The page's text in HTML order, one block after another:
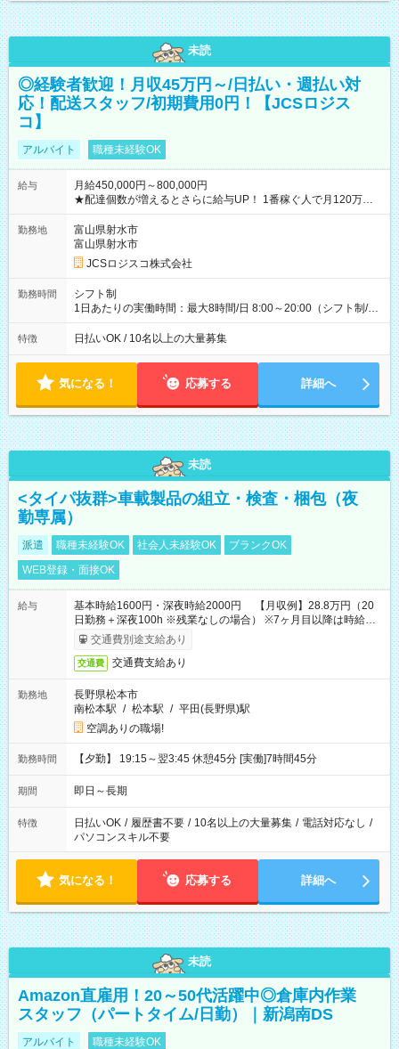
未読
◎経験者歓迎！月収45万円～/日払い・週払い対
応！配送スタッフ/初期費用0円！【JCSロジス
コ】
アルバイト 職種未経験OK
給与
月給450,000円～800,000円
★配達個数が増えるとさらに給与UP！ 1番稼ぐ人で月120万ほ
ど！ ・主要都市エリア 月収55万円／週5日稼働 月収65万~112
万円／週6日稼働 ・地方郊外エリア 月収40万円／週5日稼働 月
収40万円~50万円／週6日稼働 ＜モデルイメージ＞ ■月収50万
円 (27歳男性/江東区在住)※元建築関係 1日150個配達×25日勤務
(日休み) ■月収80万円(43歳男性/墨田区在住)※元営業 1日200個
勤務地
富山県射水市
富山県射水市
JCSロジスコ株式会社
勤務時間
シフト制
1日あたりの実働時間：最大8時間/日 8:00～20:00（シフト制/実
働8時間） ※週5日勤務（場所次第では週4も有り） ※配達状況
によって時間外での勤務可能性有り ※案件により多少の前後あ
特徴 日払いOK / 10名以上の大量募集
気になる！ 応募する 詳細へ
未読
<タイパ抜群>車載製品の組立・検査・梱包（夜
勤専属）
派遣 職種未経験OK 社会人未経験OK
ブランクOK
WEB登録・面接OK
給与
基本時給1600円・深夜時給2000円 【月収例】28.8万円（20
日勤務＋深夜100h ※残業なしの場合） ※7ヶ月目以降は時給
1230円・深夜時給1538円となります。
交通費別途支給あり
交通費 交通費支給あり
勤務地
長野県松本市
南松本駅 / 松本駅 / 平田(長野県)駅
空調ありの職場!
勤務時間 【夕勤】 19:15～翌3:45 休憩45分 [実働]7時間45分
期間 即日～長期
特徴 日払いOK / 履歴書不要 / 10名以上の大量募集 / 電話対応なし /
パソコンスキル不要
気になる！ 応募する 詳細へ
未読
Amazon直雇用！20～50代活躍中◎倉庫内作業
スタッフ（パートタイム/日勤）｜新潟南DS
アルバイト 職種未経験OK